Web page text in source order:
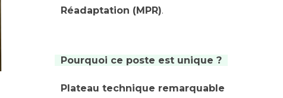
Réadaptation (MPR).
Pourquoi ce poste est unique ?
Plateau technique remarquable